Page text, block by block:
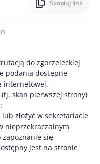
Skopiuj link
do zgorzeleckiej
podania dostępne
internetowej.
skan pierwszej strony)
złożyć w sekretariacie
nieprzekraczalnym
zapoznanie się
jest na stronie